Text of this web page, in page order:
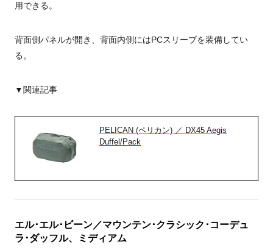
用できる。
背面側パネルが開き、背面内側にはPCスリーブを装備してい
る。
▼関連記事
PELICAN (ペリカン) ／ DX45 Aegis
Duffel/Pack
エル･エル･ビーン／マウンテン･クラシック･コーデュ
ラ･ダッフル、ミディアム